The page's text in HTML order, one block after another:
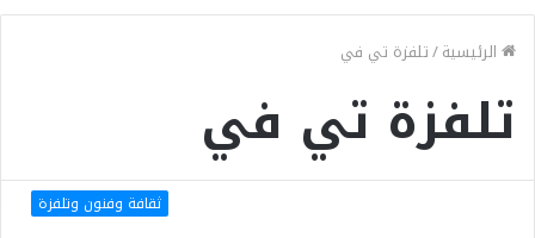
الرئيسية/تلفزة تي في
تلفزة تي في
ثقافة وفنون وتلفزة